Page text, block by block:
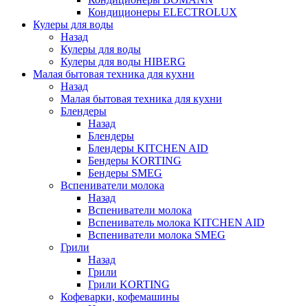
Кондиционеры ELECTROLUX
Кулеры для воды
Назад
Кулеры для воды
Кулеры для воды HIBERG
Малая бытовая техника для кухни
Назад
Малая бытовая техника для кухни
Блендеры
Назад
Блендеры
Блендеры KITCHEN AID
Бендеры KORTING
Бендеры SMEG
Вспениватели молока
Назад
Вспениватели молока
Вспениватель молока KITCHEN AID
Вспениватели молока SMEG
Грили
Назад
Грили
Грили KORTING
Кофеварки, кофемашины